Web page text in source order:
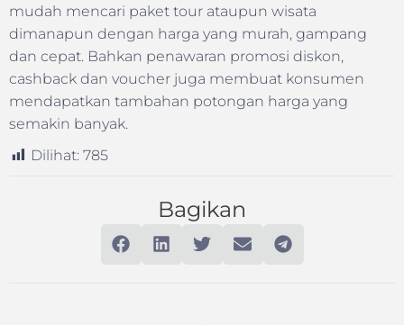
mudah mencari paket tour ataupun wisata
dimanapun dengan harga yang murah, gampang
dan cepat. Bahkan penawaran promosi diskon,
cashback dan voucher juga membuat konsumen
mendapatkan tambahan potongan harga yang
semakin banyak.
Dilihat: 785
Bagikan